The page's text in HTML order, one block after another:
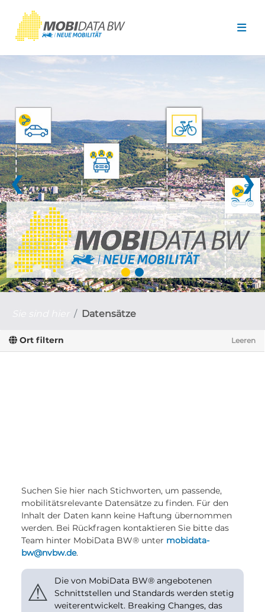
❮ ❯
Datensätze
Ort filtern Leeren
Suchen Sie hier nach Stichworten, um passende,
mobilitätsrelevante Datensätze zu finden. Für den
Inhalt der Daten kann keine Haftung übernommen
werden. Bei Rückfragen kontaktieren Sie bitte das
Team hinter MobiData BW® unter mobidata-
bw@nvbw.de.
⚠
Die von MobiData BW® angebotenen
Schnittstellen und Standards werden stetig
weiterentwickelt. Breaking Changes, das